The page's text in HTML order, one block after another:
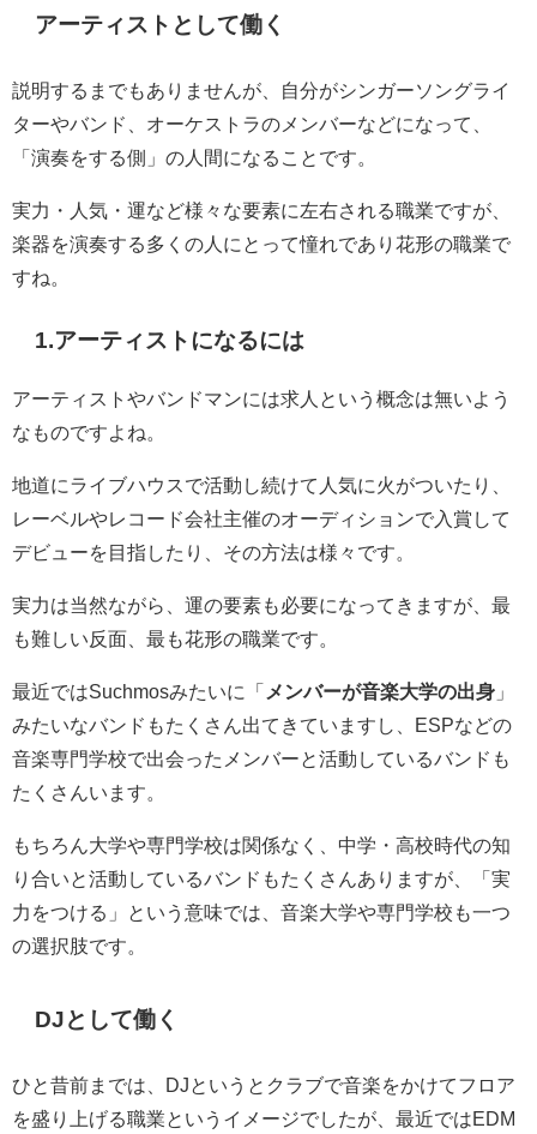
アーティストとして働く
説明するまでもありませんが、自分がシンガーソングライ
ターやバンド、オーケストラのメンバーなどになって、
「演奏をする側」の人間になることです。
実力・人気・運など様々な要素に左右される職業ですが、
楽器を演奏する多くの人にとって憧れであり花形の職業で
すね。
1.アーティストになるには
アーティストやバンドマンには求人という概念は無いよう
なものですよね。
地道にライブハウスで活動し続けて人気に火がついたり、
レーベルやレコード会社主催のオーディションで入賞して
デビューを目指したり、その方法は様々です。
実力は当然ながら、運の要素も必要になってきますが、最
も難しい反面、最も花形の職業です。
最近ではSuchmosみたいに「 メンバーが音楽大学の出身 」
みたいなバンドもたくさん出てきていますし、ESPなどの
音楽専門学校で出会ったメンバーと活動しているバンドも
たくさんいます。
もちろん大学や専門学校は関係なく、中学・高校時代の知
り合いと活動しているバンドもたくさんありますが、「実
力をつける」という意味では、音楽大学や専門学校も一つ
の選択肢です。
DJとして働く
ひと昔前までは、DJというとクラブで音楽をかけてフロア
を盛り上げる職業というイメージでしたが、最近ではEDM